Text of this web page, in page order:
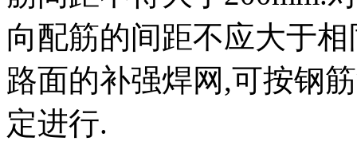
向配筋的间距不应大于
路面的补强焊网,可按钢
定进行.